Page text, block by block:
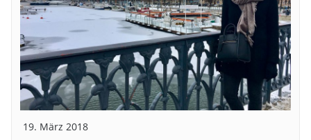
19. März 2018